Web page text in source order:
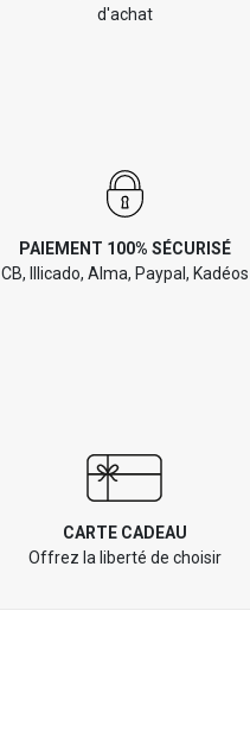
d'achat
PAIEMENT 100% SÉCURISÉ
CB, Illicado, Alma, Paypal, Kadéos
CARTE CADEAU
Offrez la liberté de choisir